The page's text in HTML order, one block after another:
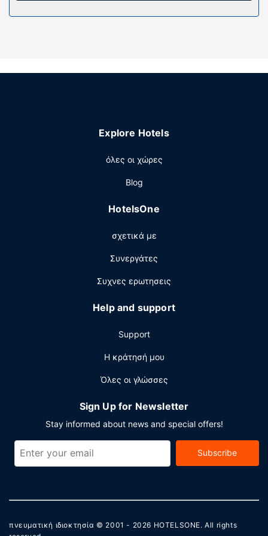
Παροχές καταλύματος
Στις σημαντικές παροχές περιλαμβάνονται ρεσεψιόν
εγκαταστάσεις πλυντηρίων. Στους χώρους μας θα βρείτε
Explore Hotels
όλες οι χώρες
Blog
HotelsOne
σχετικά με
Συνεργάτες
Συχνες ερωτησεις
Help and support
Support
Η κράτησή μου
Όλες οι γλώσσες
Sign Up for Newsletter
Stay informed about news and special offers!
Subscribe
πνευματική ιδιοκτησία © 2001 - 2026 HOTELSONE. All rights